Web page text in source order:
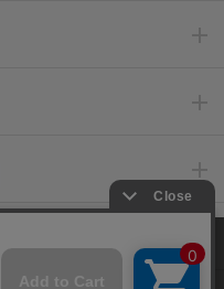
ツ改善のためにCookieを使用